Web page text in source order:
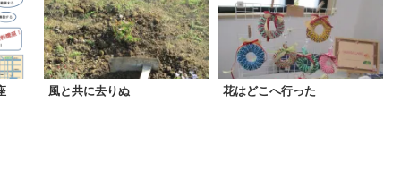
風と共に去りぬ 花はどこへ行った